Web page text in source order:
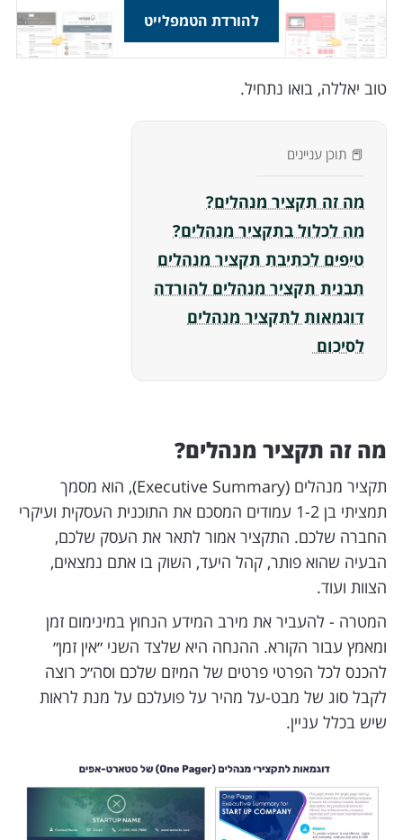
להורדת הטמפלייט
טוב יאללה, בואו נתחיל.
📕 תוכן עניינים
מה זה תקציר מנהלים?
מה לכלול בתקציר מנהלים?
טיפים לכתיבת תקציר מנהלים
תבנית תקציר מנהלים להורדה
דוגמאות לתקציר מנהלים
לסיכום
מה זה תקציר מנהלים?
תקציר מנהלים (Executive Summary), הוא מסמך
תמציתי בן 1-2 עמודים המסכם את התוכנית העסקית ועיקרי
החברה שלכם. התקציר אמור לתאר את העסק שלכם,
הבעיה שהוא פותר, קהל היעד, השוק בו אתם נמצאים,
הצוות ועוד.
המטרה - להעביר את מירב המידע הנחוץ במינימום זמן
ומאמץ עבור הקורא. ההנחה היא שלצד השני ״אין זמן״
להכנס לכל הפרטי פרטים של המיזם שלכם וסה״כ רוצה
לקבל סוג של מבט-על מהיר על פועלכם על מנת לראות
שיש בכלל עניין.